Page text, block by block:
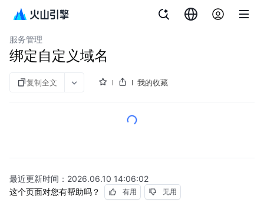
API 网关
服务管理
绑定自定义域名
复制全文 我的收藏
最近更新时间： 2026.06.10 14:06:02
这个页面对您有帮助吗？
有用 无用